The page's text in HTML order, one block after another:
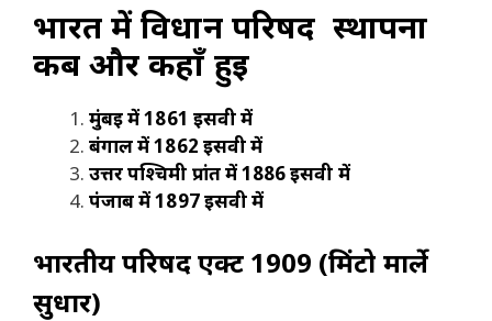
भारत में विधान परिषद स्थापना
कब और कहाँ हुई
मुंबई में1861 ईसवी में
बंगाल में1862 ईसवी में
उत्तर पश्चिमी प्रांत में1886ईसवी में
पंजाब में1897ईसवी में
भारतीय परिषद एक्ट 1909 (मिंटो मार्ले
सुधार)